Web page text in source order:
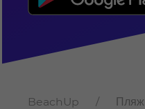
BeachUp